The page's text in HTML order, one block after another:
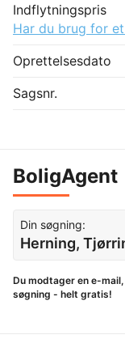
Indflytningspris
Har du brug for
Oprettelsesdato
Sagsnr.
BoligAgent
Din søgning:
Herning,
Du modtager en e-
søgning - helt gratis!